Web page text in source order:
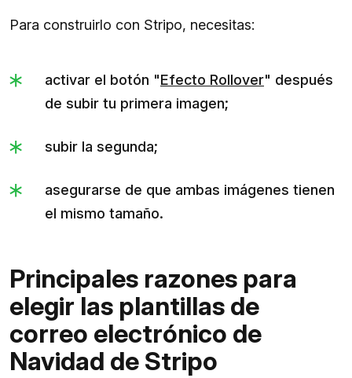
Para construirlo con Stripo, necesitas:
activar el botón "Efecto Rollover" después
de subir tu primera imagen;
subir la segunda;
asegurarse de que ambas imágenes tienen
el mismo tamaño.
Principales razones para
elegir las plantillas de
correo electrónico de
Navidad de Stripo